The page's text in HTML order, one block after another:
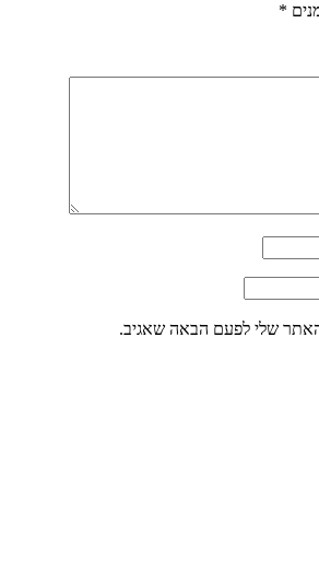
*
שלי לפעם הבאה שאגיב.